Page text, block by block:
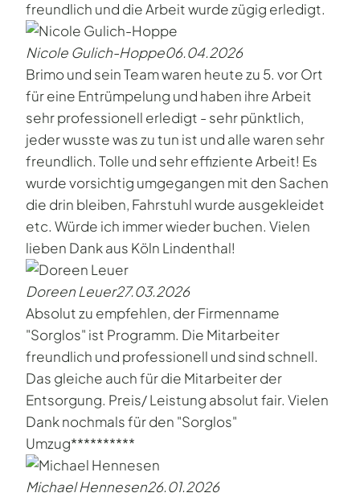
freundlich und die Arbeit wurde zügig erledigt.
Nicole Gulich-Hoppe06.04.2026
Brimo und sein Team waren heute zu 5. vor Ort
für eine Entrümpelung und haben ihre Arbeit
sehr professionell erledigt - sehr pünktlich,
jeder wusste was zu tun ist und alle waren sehr
freundlich. Tolle und sehr effiziente Arbeit! Es
wurde vorsichtig umgegangen mit den Sachen
die drin bleiben, Fahrstuhl wurde ausgekleidet
etc. Würde ich immer wieder buchen. Vielen
lieben Dank aus Köln Lindenthal!
Doreen Leuer27.03.2026
Absolut zu empfehlen, der Firmenname
"Sorglos" ist Programm. Die Mitarbeiter
freundlich und professionell und sind schnell.
Das gleiche auch für die Mitarbeiter der
Entsorgung. Preis/ Leistung absolut fair. Vielen
Dank nochmals für den "Sorglos"
Umzug**********
Michael Hennesen26.01.2026